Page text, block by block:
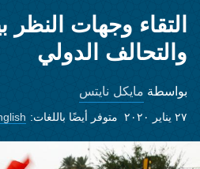
التقاء وجهات
والتحالف الدولي
بواسطة مايكل نايتس
٢٧ يناير ٢٠٢٠ متوفر أيضًا باللغات: